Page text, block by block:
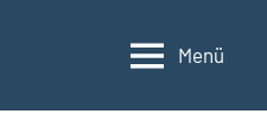
Menü